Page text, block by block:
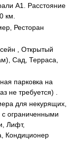
А1. Расстояние
км.
Ресторан
, Открытый
Сад, Терраса,
парковка на
не требуется) .
для некурящих,
с ограниченными
Лифт,
Кондиционер